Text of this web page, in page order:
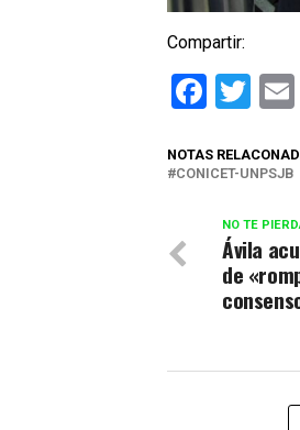
Compartir:
NOTAS
CONICET-UNPSJB
NO TE
Ávila
de